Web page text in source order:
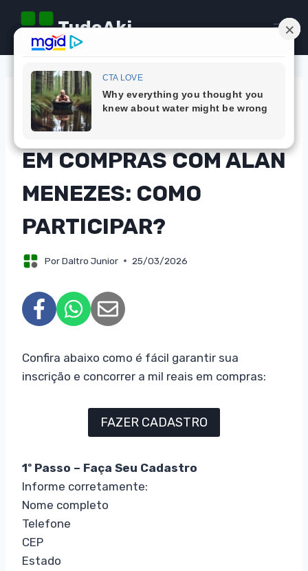
Pular
para
TudoAki
DICAS
CONCORRA A MIL REAIS
EM COMPRAS COM ALAN
MENEZES: COMO
PARTICIPAR?
PorDaltro Junior 25/03/2026
Confira abaixo como é fácil garantir sua
inscrição e concorrer a mil reais em compras:
FAZER CADASTRO
1º Passo – Faça Seu Cadastro
Informe corretamente:
Nome completo
Telefone
CEP
Estado